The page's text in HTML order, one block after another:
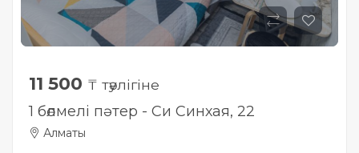
11 500 ₸ тәулігіне
1 бөлмелі пәтер - Си Синхая, 22
Алматы